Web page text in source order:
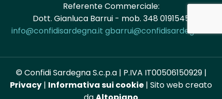
Referente Commerciale:
Dott. Gianluca Barrui - mob. 348 0191545
info@confidisardegna.it gbarrui@confidisardegna.it
© Confidi Sardegna S.c.p.a | P.IVA IT00506150929 |
Privacy | Informativa sui cookie | Sito web creato